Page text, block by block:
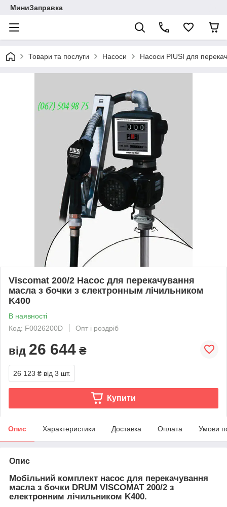
МиниЗаправка
Товари та послуги Насоси Насоси PIUSI для
Viscomat 200/2 Насос для перекачування
масла з бочки з єлектронным лічильником
K400
В наявності
Код: F0026200D
Опт і роздріб
від 26 644 ₴
26 123 ₴ від 3 шт.
Купити
Опис Характеристики Доставка Оплата Умови
Опис
Мобільний комплект насос для перекачування
масла з бочки DRUM VISCOMAT 200/2 з
електронним лічильником K400.